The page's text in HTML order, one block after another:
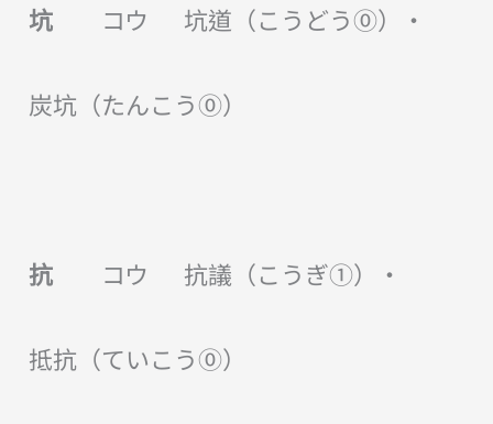
坑コウ 坑道（こうどう⓪）・
炭坑（たんこう⓪）
抗コウ 抗議（こうぎ①）・
抵抗（ていこう⓪）